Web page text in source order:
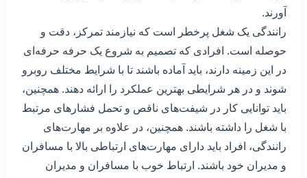
آورند.
رانندگی یک شغل پرخطر است که نیازمند تمرکز، دقت و
حوصله است. افرادی که تصمیم به شروع یک حرفه حرفه‌ای
در این زمینه دارند، باید آماده باشند تا با شرایط مختلف روبرو
شوند و در هر شرایطی بهترین عملکرد را ارائه دهند. همچنین،
باید توانایی کار در شیفت‌های ناقص و تحمل فشارهای مرتبط
با شغل را داشته باشند. همچنین، در علاوه بر مهارت‌های
رانندگی، افراد باید دارای مهارت‌های ارتباطی بالا با مسافران
و مدیران خود باشند. ارتباط خوب با مسافران و مدیران